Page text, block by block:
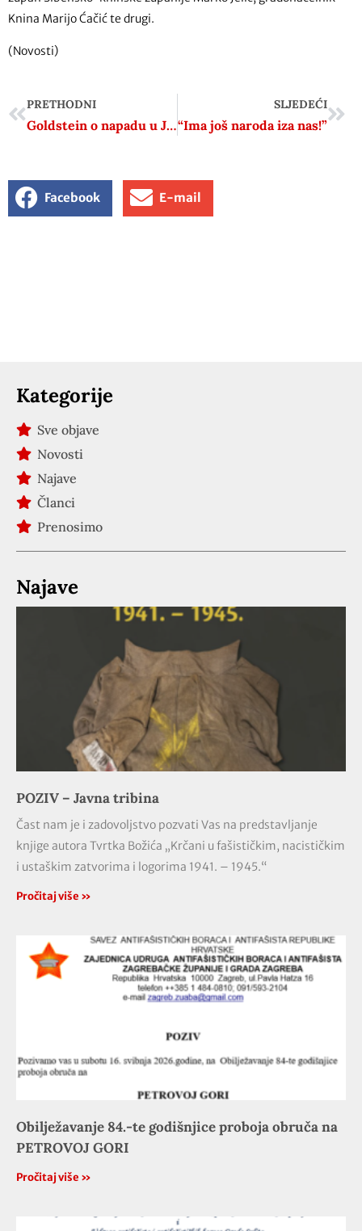
Knina Marijo Ćačić te drugi.
(Novosti)
PRETHODNI
Goldstein o napadu u Jerusalem Postu: Autor tog teksta je 99.9% izmišljen
SLJEDEĆI
“Ima još naroda iza nas!”
Facebook E-mail
Kategorije
Sve objave
Novosti
Najave
Članci
Prenosimo
Najave
POZIV – Javna tribina
Čast nam je i zadovoljstvo pozvati Vas na predstavljanje
knjige autora Tvrtka Božića „Krčani u fašističkim, nacističkim
i ustaškim zatvorima i logorima 1941. – 1945.“
Pročitaj više »
Obilježavanje 84.-te godišnjice proboja obruča na
PETROVOJ GORI
Pročitaj više »